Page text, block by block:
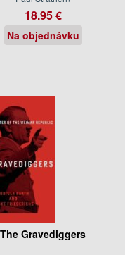
18.95 €
Na objednávku
The Gravediggers